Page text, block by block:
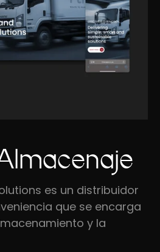
es un distribuidor
que se encarga
y la